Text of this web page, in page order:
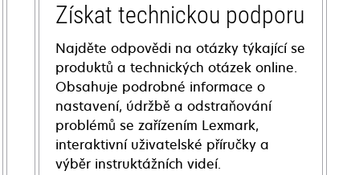
Získat technickou podporu
Najděte odpovědi na otázky týkající se
produktů a technických otázek online.
Obsahuje podrobné informace o
nastavení, údržbě a odstraňování
problémů se zařízením Lexmark,
interaktivní uživatelské příručky a
výběr instruktážních videí.